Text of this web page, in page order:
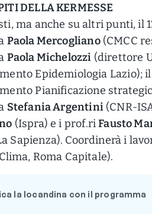
DELLA KERMESSE
ma anche su altri punti, il
Paola Mercogliano(CMCC
Paola Michelozzi (direttore
Epidemiologia Lazio);
Pianificazione
Stefania Argentini(CNR-
(Ispra) e i prof.riFausto
Sapienza). Coordinerà i
Roma Capitale).
la locandina con il programma